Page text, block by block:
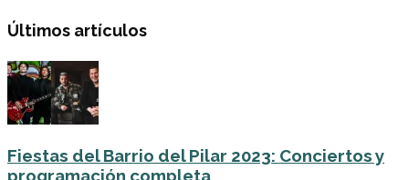
Últimos artículos
Fiestas del Barrio del Pilar 2023: Conciertos y
programación completa